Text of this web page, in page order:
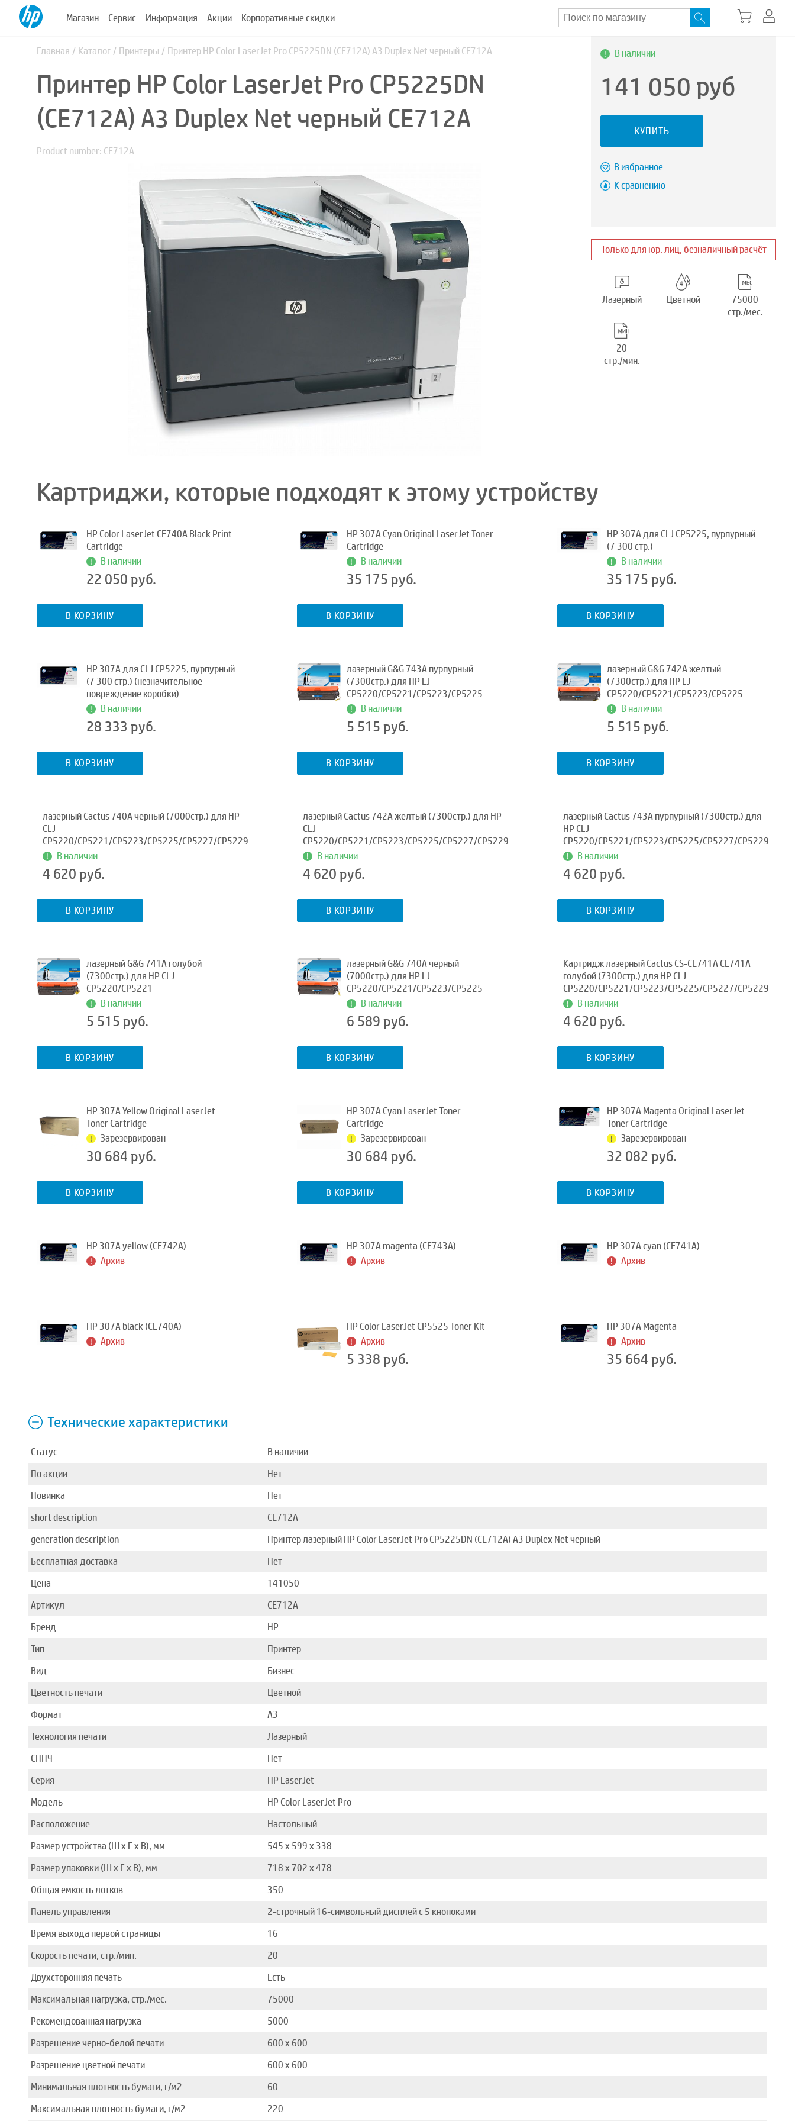
Магазин Сервис Информация Акции Корпоративные скидки
Главная Каталог Принтеры Принтер HP Color LaserJet Pro CP5225DN (CE712A) A3 Duplex Net черный CE712A
Принтер HP Color LaserJet Pro CP5225DN
(CE712A) A3 Duplex Net черный CE712A
Product number: CE712A
В наличии
141 050 руб
КУПИТЬ
В избранное
К сравнению
Только для юр. лиц, безналичный расчёт
Лазерный Цветной
75000
стр./мес.
20
стр./мин.
Картриджи, которые подходят к этому устройству
HP Color LaserJet CE740A Black Print
Cartridge
В наличии
22 050 руб.
В КОРЗИНУ
HP 307A Cyan Original LaserJet Toner
Cartridge
В наличии
35 175 руб.
В КОРЗИНУ
HP 307A для CLJ CP5225, пурпурный
(7 300 стр.)
В наличии
35 175 руб.
В КОРЗИНУ
HP 307A для CLJ CP5225, пурпурный
(7 300 стр.) (незначительное
повреждение коробки)
В наличии
28 333 руб.
В КОРЗИНУ
лазерный G&G 743A пурпурный
(7300стр.) для HP LJ
CP5220/CP5221/CP5223/CP5225
В наличии
5 515 руб.
В КОРЗИНУ
лазерный G&G 742A желтый
(7300стр.) для HP LJ
CP5220/CP5221/CP5223/CP5225
В наличии
5 515 руб.
В КОРЗИНУ
лазерный Cactus 740A черный (7000стр.) для HP
CLJ
CP5220/CP5221/CP5223/CP5225/CP5227/CP5229
В наличии
4 620 руб.
В КОРЗИНУ
лазерный Cactus 742A желтый (7300стр.) для HP
CLJ
CP5220/CP5221/CP5223/CP5225/CP5227/CP5229
В наличии
4 620 руб.
В КОРЗИНУ
лазерный Cactus 743A пурпурный (7300стр.) для
HP CLJ
CP5220/CP5221/CP5223/CP5225/CP5227/CP5229
В наличии
4 620 руб.
В КОРЗИНУ
лазерный G&G 741A голубой
(7300стр.) для HP CLJ
CP5220/CP5221
В наличии
5 515 руб.
В КОРЗИНУ
лазерный G&G 740A черный
(7000стр.) для HP LJ
CP5220/CP5221/CP5223/CP5225
В наличии
6 589 руб.
В КОРЗИНУ
Картридж лазерный Cactus CS-CE741A CE741A
голубой (7300стр.) для HP CLJ
CP5220/CP5221/CP5223/CP5225/CP5227/CP5229
В наличии
4 620 руб.
В КОРЗИНУ
HP 307A Yellow Original LaserJet
Toner Cartridge
Зарезервирован
30 684 руб.
В КОРЗИНУ
HP 307A Cyan LaserJet Toner
Cartridge
Зарезервирован
30 684 руб.
В КОРЗИНУ
HP 307A Magenta Original LaserJet
Toner Cartridge
Зарезервирован
32 082 руб.
В КОРЗИНУ
HP 307A yellow (CE742A)
Архив
HP 307A magenta (CE743A)
Архив
HP 307A cyan (CE741A)
Архив
HP 307A black (CE740A)
Архив
HP Color LaserJet CP5525 Toner Kit
Архив
5 338 руб.
HP 307A Magenta
Архив
35 664 руб.
Технические характеристики
Статус
В наличии
По акции
Нет
Новинка
Нет
short description
CE712A
generation description
Принтер лазерный HP Color LaserJet Pro CP5225DN (CE712A) A3 Duplex Net черный
Бесплатная доставка
Нет
Цена
141050
Артикул
CE712A
Бренд
HP
Тип
Принтер
Вид
Бизнес
Цветность печати
Цветной
Формат
A3
Технология печати
Лазерный
СНПЧ
Нет
Серия
HP LaserJet
Модель
HP Color LaserJet Pro
Расположение
Настольный
Размер устройства (Ш x Г x В), мм
545 x 599 x 338
Размер упаковки (Ш x Г x В), мм
718 x 702 x 478
Общая емкость лотков
350
Панель управления
2-строчный 16-символьный дисплей с 5 кнопоками
Время выхода первой страницы
16
Скорость печати, стр./мин.
20
Двухсторонняя печать
Есть
Максимальная нагрузка, стр./мес.
75000
Рекомендованная нагрузка
5000
Разрешение черно-белой печати
600 x 600
Разрешение цветной печати
600 x 600
Минимальная плотность бумаги, г/м2
60
Максимальная плотность бумаги, г/м2
220